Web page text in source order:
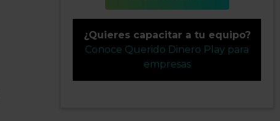
¿Quieres capacitar a tu equipo?
Conoce Querido Dinero Play para
empresas